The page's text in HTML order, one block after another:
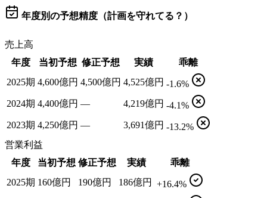
年度別の予想精度（計画を守れてる？）
売上高
年度
当初予想 修正予想 実績
乖離
2025期 4,600億円 4,500億円 4,525億円 -1.6%
2024期 4,400億円 — 4,219億円 -4.1%
2023期 4,250億円 — 3,691億円 -13.2%
営業利益
年度
当初予想 修正予想 実績
乖離
2025期 160億円 190億円 186億円
+16.4%